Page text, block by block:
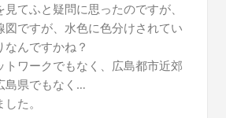
てふと疑問に思ったのですが、
図ですが、水色に色分けされてい
なんですかね？
トワークでもなく、広島都市近郊
島県でもなく…
た。